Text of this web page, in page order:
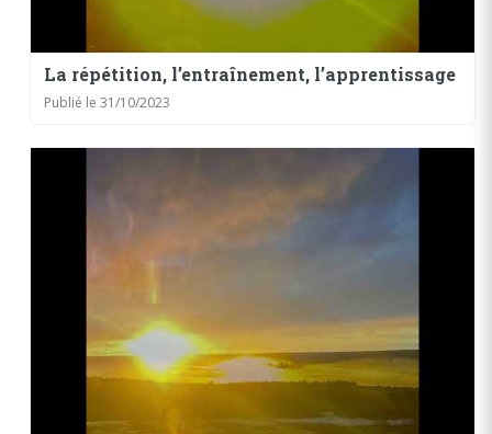
La répétition, l’entraînement, l’apprentissage
Publié le 31/10/2023